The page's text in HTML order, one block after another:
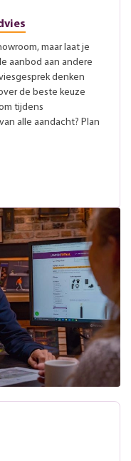
maar laat je
aanbod aan andere
denken
de beste keuze
tijdens
alle aandacht? Plan